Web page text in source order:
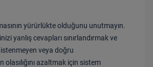
yürürlükte olduğunu unutmayın.
yanlış cevapları sınırlandırmak ve
veya doğru
olasılığını azaltmak için sistem